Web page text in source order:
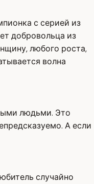
с серией из
добровольца из
любого роста,
волна
людьми. Это
А если
случайно